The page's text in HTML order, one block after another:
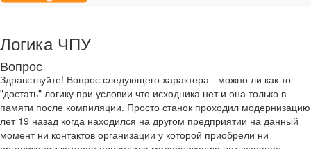
Логика ЧПУ
Вопрос
Здравствуйте! Вопрос следующего характера - можно ли как то
"достать" логику при условии что исходника нет и она только в
памяти после компиляции. Просто станок проходил модернизацию
лет 19 назад когда находился на другом предприятии на данный
момент ни контактов организации у которой приобрели ни